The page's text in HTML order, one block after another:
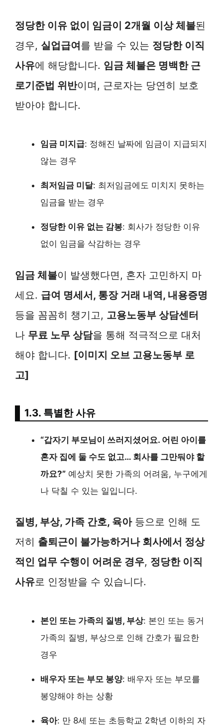
정당한 이유 없이 임금이 2개월 이상 체불된
경우, 실업급여를 받을 수 있는 정당한 이직
사유에 해당합니다. 임금 체불은 명백한 근
로기준법 위반이며, 근로자는 당연히 보호
받아야 합니다.
임금 미지급: 정해진 날짜에 임금이 지급되지
않는 경우
최저임금 미달: 최저임금에도 미치지 못하는
임금을 받는 경우
정당한 이유 없는 감봉: 회사가 정당한 이유
없이 임금을 삭감하는 경우
임금 체불이 발생했다면, 혼자 고민하지 마
세요. 급여 명세서, 통장 거래 내역, 내용증명
등을 꼼꼼히 챙기고, 고용노동부 상담센터
나 무료 노무 상담을 통해 적극적으로 대처
해야 합니다. [이미지 오브 고용노동부 로
고]
1.3. 특별한 사유
“갑자기 부모님이 쓰러지셨어요. 어린 아이를
혼자 집에 둘 수도 없고… 회사를 그만둬야 할
까요?” 예상치 못한 가족의 어려움, 누구에게
나 닥칠 수 있는 일입니다.
질병, 부상, 가족 간호, 육아등으로 인해 도
저히 출퇴근이 불가능하거나 회사에서 정상
적인 업무 수행이 어려운 경우, 정당한 이직
사유로 인정받을 수 있습니다.
본인 또는 가족의 질병, 부상: 본인 또는 동거
가족의 질병, 부상으로 인해 간호가 필요한
경우
배우자 또는 부모 봉양: 배우자 또는 부모를
봉양해야 하는 상황
육아: 만 8세 또는 초등학교 2학년 이하의 자